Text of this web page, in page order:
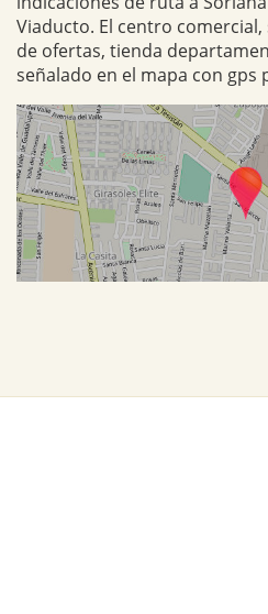
Viaducto. El centro
de ofertas, tienda
señalado en el mapa con gps